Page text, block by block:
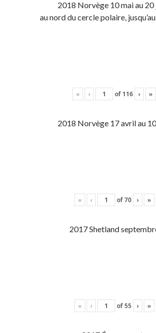
2018 Norvège 10 mai au 20
au nord du cercle polaire,
« ‹ of 116 › »
2018 Norvège 17 avril au
« ‹ of70 › »
2017 Shetland
« ‹ of55 › »